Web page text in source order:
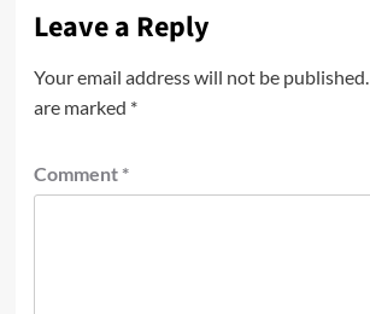
Leave a Reply
Your email address will not be published.
are marked *
Comment *